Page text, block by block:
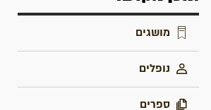
מושגים
נופלים
ספרים